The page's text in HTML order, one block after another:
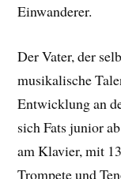
Einwanderer.
Der Vater, der
musikalische
Entwicklung an
sich Fats junior
am Klavier, mit
Trompete und